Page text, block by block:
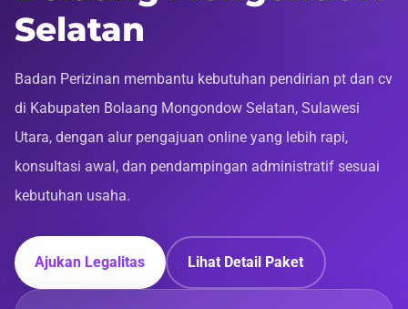
Selatan
Badan Perizinan membantu kebutuhan pendirian pt dan cv
di Kabupaten Bolaang Mongondow Selatan, Sulawesi
Utara, dengan alur pengajuan online yang lebih rapi,
konsultasi awal, dan pendampingan administratif sesuai
kebutuhan usaha.
Ajukan Legalitas Lihat Detail Paket